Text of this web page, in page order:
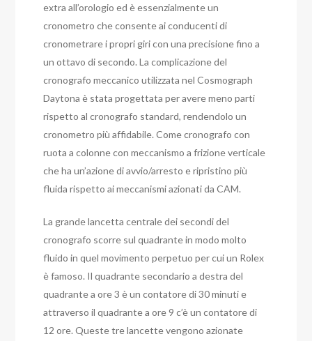
extra all’orologio ed è essenzialmente un
cronometro che consente ai conducenti di
cronometrare i propri giri con una precisione fino a
un ottavo di secondo. La complicazione del
cronografo meccanico utilizzata nel Cosmograph
Daytona è stata progettata per avere meno parti
rispetto al cronografo standard, rendendolo un
cronometro più affidabile. Come cronografo con
ruota a colonne con meccanismo a frizione verticale
che ha un’azione di avvio/arresto e ripristino più
fluida rispetto ai meccanismi azionati da CAM.
La grande lancetta centrale dei secondi del
cronografo scorre sul quadrante in modo molto
fluido in quel movimento perpetuo per cui un Rolex
è famoso. Il quadrante secondario a destra del
quadrante a ore 3 è un contatore di 30 minuti e
attraverso il quadrante a ore 9 c’è un contatore di
12 ore. Queste tre lancette vengono azionate